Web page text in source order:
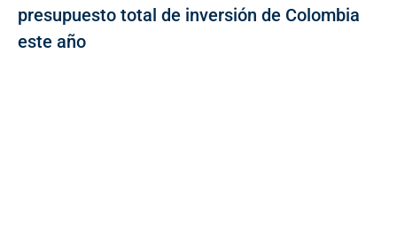
presupuesto total de inversión de Colombia
este año